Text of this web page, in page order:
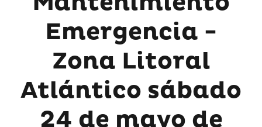
Emergencia -
Zona Litoral
Atlántico sábado
24 de mayo de